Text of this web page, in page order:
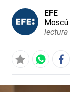
EFE
Moscú
lectura